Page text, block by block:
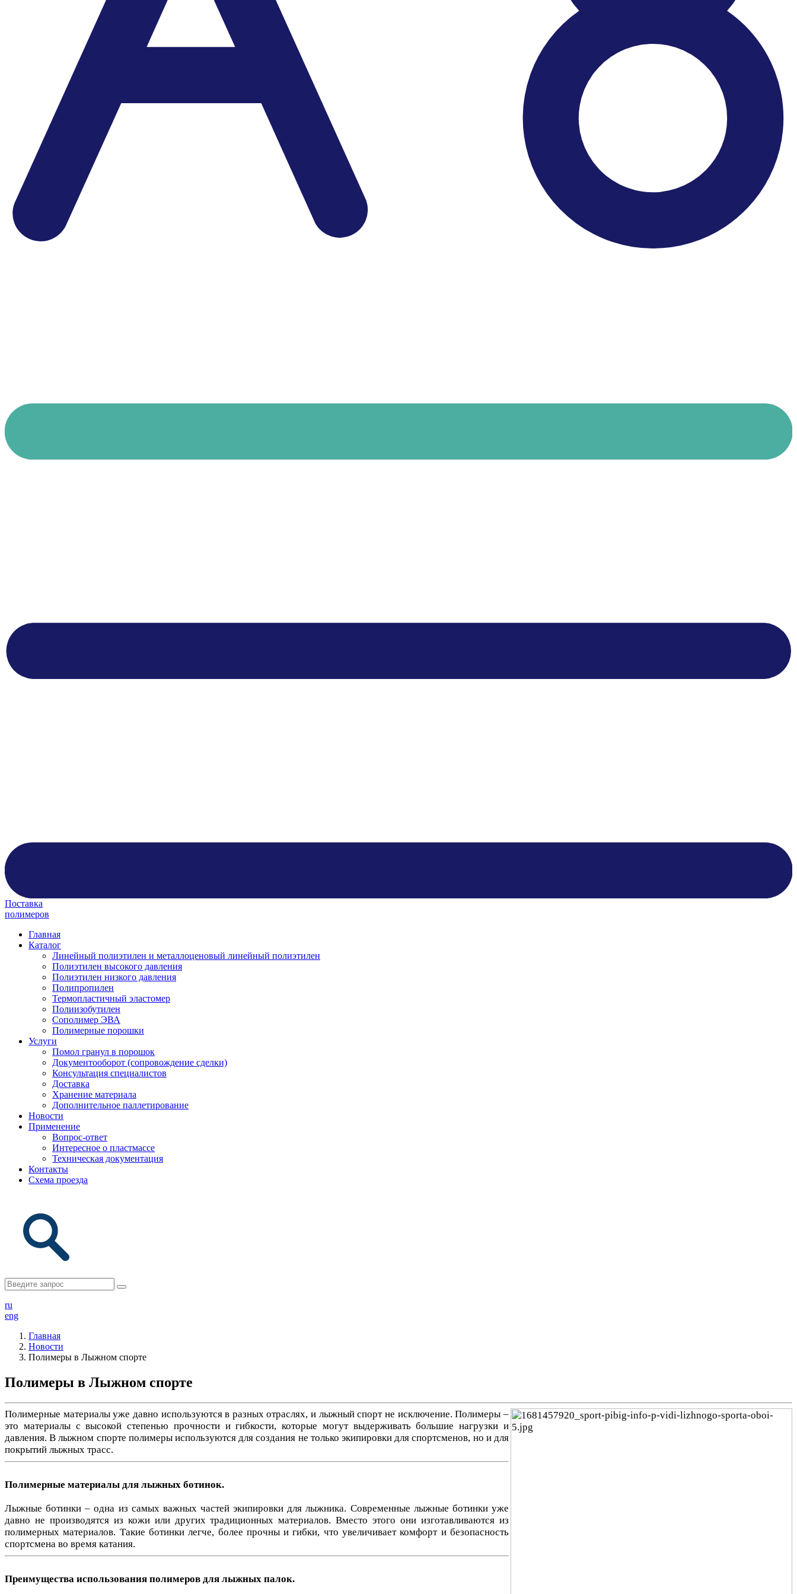
Поставка
полимеров
Главная
Каталог
Линейный полиэтилен и металлоценовый линейный полиэтилен
Полиэтилен высокого давления
Полиэтилен низкого давления
Полипропилен
Термопластичный эластомер
Полиизобутилен
Сополимер ЭВА
Полимерные порошки
Услуги
Помол гранул в порошок
Документооборот (сопровождение сделки)
Консультация специалистов
Доставка
Хранение материала
Дополнительное паллетирование
Новости
Применение
Вопрос-ответ
Интересное о пластмассе
Техническая документация
Контакты
Схема проезда
ru
eng
Главная
Новости
Полимеры в Лыжном спорте
Полимеры в Лыжном спорте
Полимерные материалы уже давно используются в разных отраслях, и лыжный спорт не исключение. Полимеры –
это материалы с высокой степенью прочности и гибкости, которые могут выдерживать большие нагрузки и
давления. В лыжном спорте полимеры используются для создания не только экипировки для спортсменов, но и для
покрытий лыжных трасс.
Полимерные материалы для лыжных ботинок.
Лыжные ботинки – одна из самых важных частей экипировки для лыжника. Современные лыжные ботинки уже
давно не производятся из кожи или других традиционных материалов. Вместо этого они изготавливаются из
полимерных материалов. Такие ботинки легче, более прочны и гибки, что увеличивает комфорт и безопасность
спортсмена во время катания.
Преимущества использования полимеров для лыжных палок.